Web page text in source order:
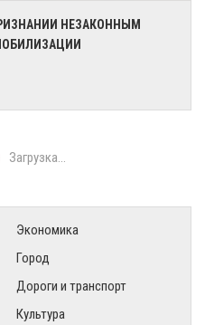
НЕЗАКОННЫМ
Загрузка...
Экономика
Город
Дороги и транспорт
Культура